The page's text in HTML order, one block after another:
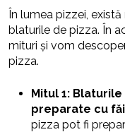
În lumea pizzei,
blaturile de pizza. În
mituri și vom
pizza.
Mitul 1:
preparate cu
pizza pot fi